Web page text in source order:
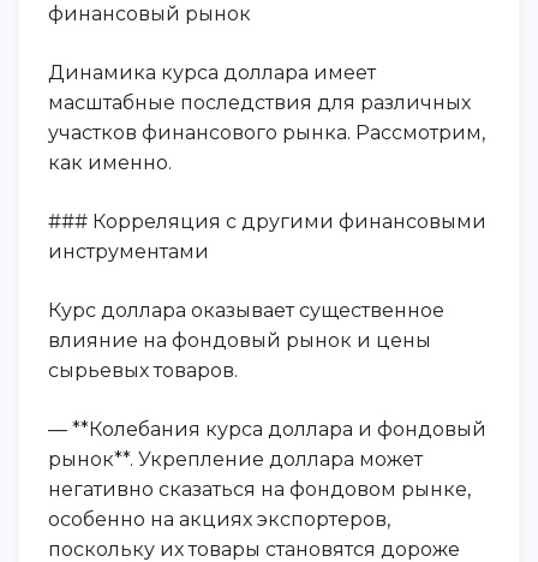
финансовый рынок
Динамика курса доллара имеет
масштабные последствия для различных
участков финансового рынка. Рассмотрим,
как именно.
### Корреляция с другими финансовыми
инструментами
Курс доллара оказывает существенное
влияние на фондовый рынок и цены
сырьевых товаров.
— **Колебания курса доллара и фондовый
рынок**. Укрепление доллара может
негативно сказаться на фондовом рынке,
особенно на акциях экспортеров,
поскольку их товары становятся дороже